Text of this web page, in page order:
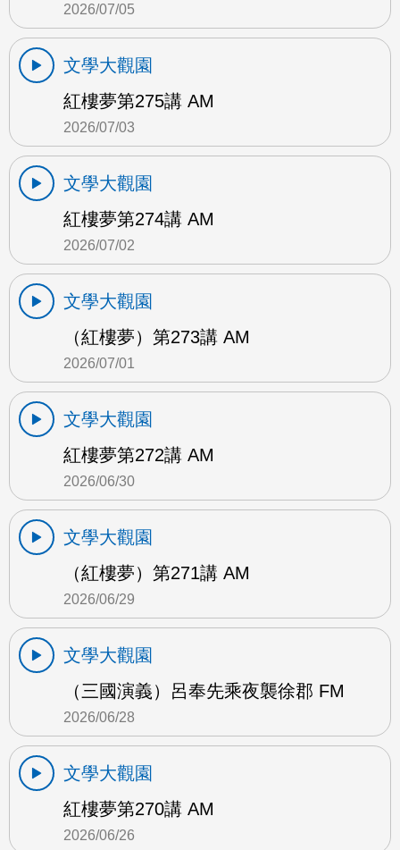
2026/07/05
文學大觀園
紅樓夢第275講 AM
2026/07/03
文學大觀園
紅樓夢第274講 AM
2026/07/02
文學大觀園
（紅樓夢）第273講 AM
2026/07/01
文學大觀園
紅樓夢第272講 AM
2026/06/30
文學大觀園
（紅樓夢）第271講 AM
2026/06/29
文學大觀園
（三國演義）呂奉先乘夜襲徐郡 FM
2026/06/28
文學大觀園
紅樓夢第270講 AM
2026/06/26